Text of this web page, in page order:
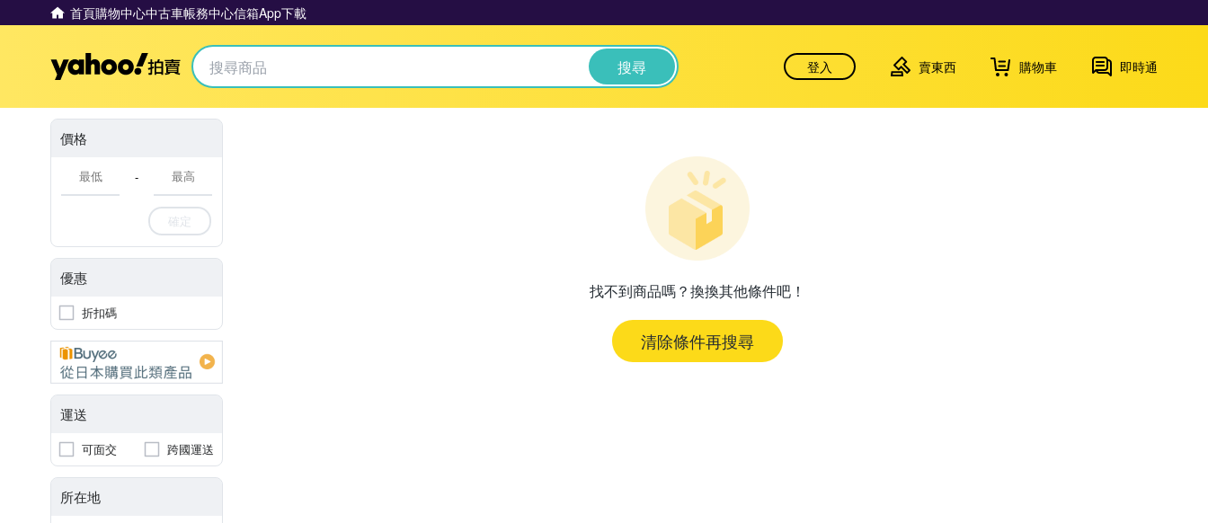
首頁購物中心中古車帳務中心信箱App下載
Yahoo拍賣 搜尋 登入 賣東西 購物車 即時通
價格
-
確定
優惠
折扣碼
運送
可面交 跨國運送
所在地
找不到商品嗎？換換其他條件吧！
清除條件再搜尋